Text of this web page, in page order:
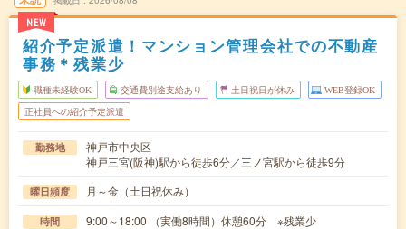
NEW
紹介予定派遣！マンション管理会社での不動産
事務＊残業少
職種未経験OK 交通費別途支給あり 土日祝日が休み WEB登録OK
正社員への紹介予定派遣
勤務地
神戸市中央区
神戸三宮(阪神)駅から徒歩6分／三ノ宮駅から徒歩9分
曜日頻度 月～金（土日祝休み）
時間 9:00～18:00 （実働8時間）休憩60分 ※残業少